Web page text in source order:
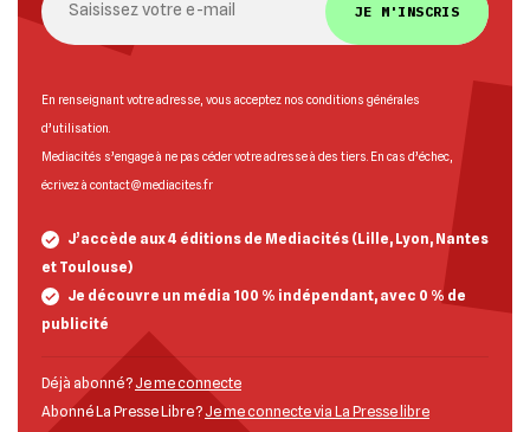
JE M'INSCRIS
En renseignant votre adresse, vous acceptez nos conditions générales
d’utilisation
Mediacités s’engage à ne pas céder votre adresse à des tiers. En cas d’échec,
écrivez à contact@mediacites.fr
J’accède aux 4 éditions de Mediacités (Lille, Lyon, Nantes
et Toulouse)
Je découvre un média 100 % indépendant, avec 0 % de
publicité
Déjà abonné ? Je me connecte
Abonné La Presse Libre ? Je me connecte via La Presse libre